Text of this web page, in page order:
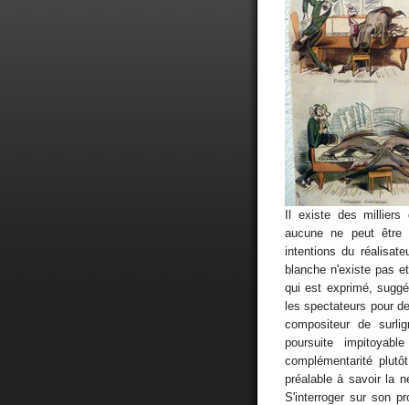
Il existe des
aucune ne peut
intentions du
blanche n'existe pas
qui est exprimé,
les spectateurs pour
compositeur de
poursuite
complémentarité
préalable à savoir la
S'interroger sur son